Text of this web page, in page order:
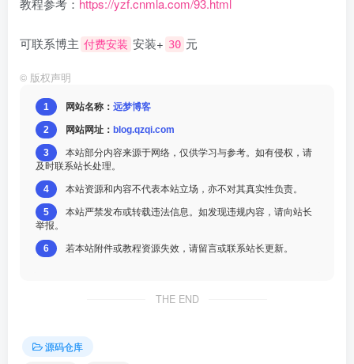
可联系博主 付费安装 安装+ 30 元
© 版权声明
1 网站名称： 远梦博客
2 网站网址： blog.qzqi.com
3
本站部分内容来源于网络，仅供学习与参考。如有侵权，请
及时联系站长处理。
4 本站资源和内容不代表本站立场，亦不对其真实性负责。
5
本站严禁发布或转载违法信息。如发现违规内容，请向站长
举报。
6 若本站附件或教程资源失效，请留言或联系站长更新。
THE END
源码仓库